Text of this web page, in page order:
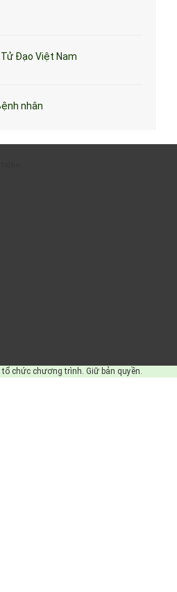
Đạo Việt Nam
nhân
chức chương trình. Giữ bản quyền.